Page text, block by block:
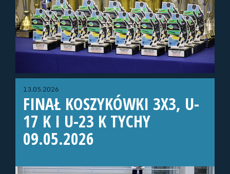
13.05.2026
FINAŁ KOSZYKÓWKI 3X3, U-
17 K I U-23 K TYCHY
09.05.2026